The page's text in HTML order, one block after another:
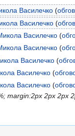
Василечко (
Василечко (
Василечко (
Василечко (
Василечко (
Василечко (
Василечко (
margin:2px 2px